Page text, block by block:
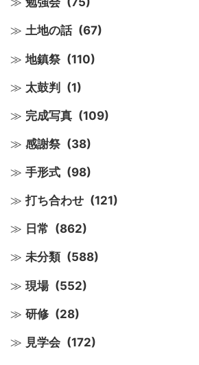
土地の話 (67)
地鎮祭 (110)
太鼓判 (1)
完成写真 (109)
感謝祭 (38)
手形式 (98)
打ち合わせ (121)
日常 (862)
未分類 (588)
現場 (552)
研修 (28)
見学会 (172)